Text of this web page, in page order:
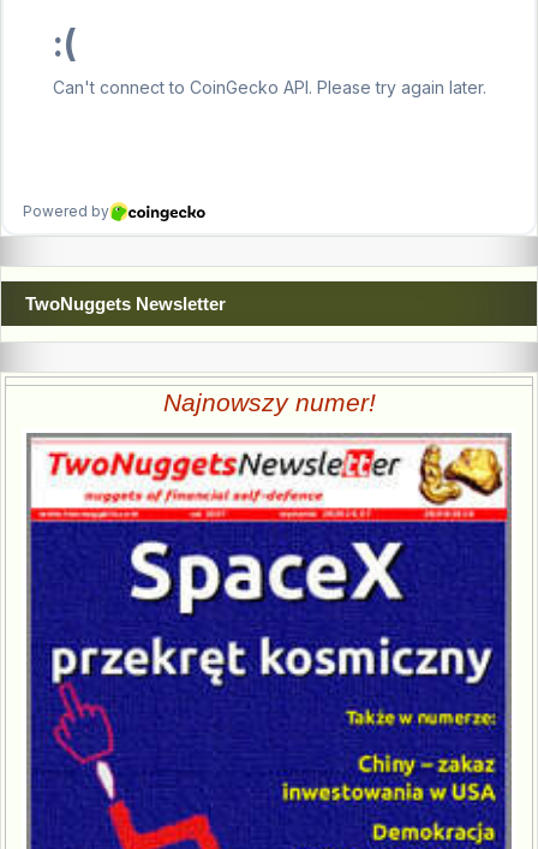
TwoNuggets Newsletter
Najnowszy numer!